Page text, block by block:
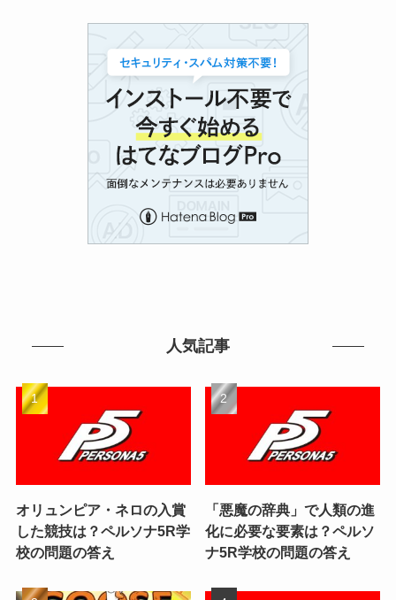
人気記事
オリュンピア・ネロの入賞
した競技は？ペルソナ5R学
校の問題の答え
「悪魔の辞典」で人類の進
化に必要な要素は？ペルソ
ナ5R学校の問題の答え